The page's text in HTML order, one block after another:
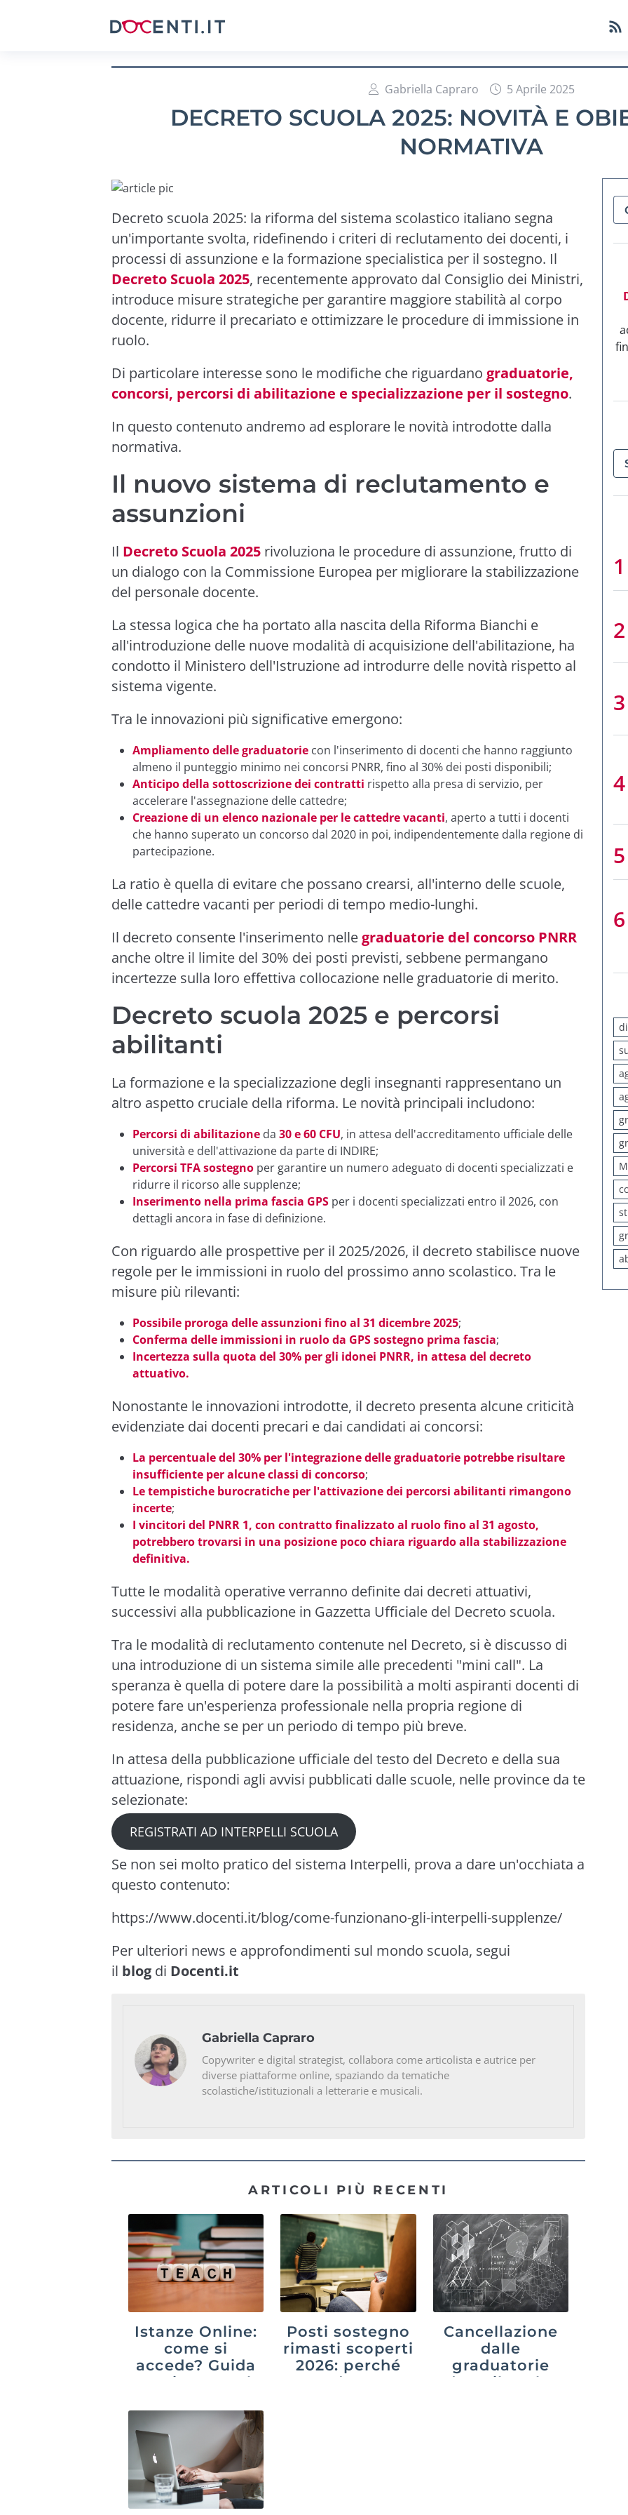
Gabriella Capraro 5 Aprile 2025
DECRETO SCUOLA 2025: NOVITÀ E
NORMATIVA
Decreto scuola 2025: la riforma del sistema scolastico italiano segna
un'importante svolta, ridefinendo i criteri di reclutamento dei docenti, i
processi di assunzione e la formazione specialistica per il sostegno. Il
Decreto Scuola 2025, recentemente approvato dal Consiglio dei Ministri,
introduce misure strategiche per garantire maggiore stabilità al corpo
docente, ridurre il precariato e ottimizzare le procedure di immissione in
ruolo.
Di particolare interesse sono le modifiche che riguardano graduatorie,
concorsi, percorsi di abilitazione e specializzazione per il sostegno.
In questo contenuto andremo ad esplorare le novità introdotte dalla
normativa.
Il nuovo sistema di reclutamento e
assunzioni
Il Decreto Scuola 2025 rivoluziona le procedure di assunzione, frutto di
un dialogo con la Commissione Europea per migliorare la stabilizzazione
del personale docente.
La stessa logica che ha portato alla nascita della Riforma Bianchi e
all'introduzione delle nuove modalità di acquisizione dell'abilitazione, ha
condotto il Ministero dell'Istruzione ad introdurre delle novità rispetto al
sistema vigente.
Tra le innovazioni più significative emergono:
Ampliamento delle graduatorie con l'inserimento di docenti che hanno raggiunto
almeno il punteggio minimo nei concorsi PNRR, fino al 30% dei posti disponibili;
Anticipo della sottoscrizione dei contratti rispetto alla presa di servizio, per
accelerare l'assegnazione delle cattedre;
Creazione di un elenco nazionale per le cattedre vacanti, aperto a tutti i docenti
che hanno superato un concorso dal 2020 in poi, indipendentemente dalla regione di
partecipazione.
La ratio è quella di evitare che possano crearsi, all'interno delle scuole,
delle cattedre vacanti per periodi di tempo medio-lunghi.
Il decreto consente l'inserimento nelle graduatorie del concorso PNRR
anche oltre il limite del 30% dei posti previsti, sebbene permangano
incertezze sulla loro effettiva collocazione nelle graduatorie di merito.
Decreto scuola 2025 e percorsi
abilitanti
La formazione e la specializzazione degli insegnanti rappresentano un
altro aspetto cruciale della riforma. Le novità principali includono:
Percorsi di abilitazione da 30 e 60 CFU, in attesa dell'accreditamento ufficiale delle
università e dell'attivazione da parte di INDIRE;
Percorsi TFA sostegno per garantire un numero adeguato di docenti specializzati e
ridurre il ricorso alle supplenze;
Inserimento nella prima fascia GPS per i docenti specializzati entro il 2026, con
dettagli ancora in fase di definizione.
Con riguardo alle prospettive per il 2025/2026, il decreto stabilisce nuove
regole per le immissioni in ruolo del prossimo anno scolastico. Tra le
misure più rilevanti:
Possibile proroga delle assunzioni fino al 31 dicembre 2025;
Conferma delle immissioni in ruolo da GPS sostegno prima fascia;
Incertezza sulla quota del 30% per gli idonei PNRR, in attesa del decreto
attuativo.
Nonostante le innovazioni introdotte, il decreto presenta alcune criticità
evidenziate dai docenti precari e dai candidati ai concorsi:
La percentuale del 30% per l'integrazione delle graduatorie potrebbe risultare
insufficiente per alcune classi di concorso;
Le tempistiche burocratiche per l'attivazione dei percorsi abilitanti rimangono
incerte;
I vincitori del PNRR 1, con contratto finalizzato al ruolo fino al 31 agosto,
potrebbero trovarsi in una posizione poco chiara riguardo alla stabilizzazione
definitiva.
Tutte le modalità operative verranno definite dai decreti attuativi,
successivi alla pubblicazione in Gazzetta Ufficiale del Decreto scuola.
Tra le modalità di reclutamento contenute nel Decreto, si è discusso di
una introduzione di un sistema simile alle precedenti "mini call". La
speranza è quella di potere dare la possibilità a molti aspiranti docenti di
potere fare un'esperienza professionale nella propria regione di
residenza, anche se per un periodo di tempo più breve.
In attesa della pubblicazione ufficiale del testo del Decreto e della sua
attuazione, rispondi agli avvisi pubblicati dalle scuole, nelle province da te
selezionate:
REGISTRATI AD INTERPELLI SCUOLA
Se non sei molto pratico del sistema Interpelli, prova a dare un'occhiata a
questo contenuto:
https://www.docenti.it/blog/come-funzionano-gli-interpelli-supplenze/
Per ulteriori news e approfondimenti sul mondo scuola, segui
il blog di Docenti.it
Gabriella Capraro
Copywriter e digital strategist, collabora come articolista e autrice per
diverse piattaforme online, spaziando da tematiche
scolastiche/istituzionali a letterarie e musicali.
ARTICOLI PIÙ RECENTI
Istanze Online:
come si
accede? Guida
aggiornata al
Posti sostegno
rimasti scoperti
2026: perché
succede e cosa
Cancellazione
dalle
graduatorie
dopo il ruolo: